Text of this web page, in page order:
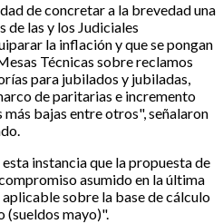
de concretar a la brevedad una
de las y los Judiciales
la inflación y que se pongan
Técnicas sobre reclamos
para jubilados y jubiladas,
de paritarias e incremento
bajas entre otros", señalaron
instancia que la propuesta de
asumido en la última
sobre la base de cálculo
(sueldos mayo)".